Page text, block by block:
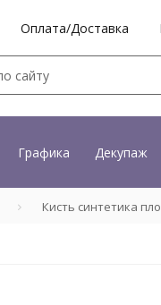
Оплата/Доставка
Графика Декупаж
Кисть синтетика